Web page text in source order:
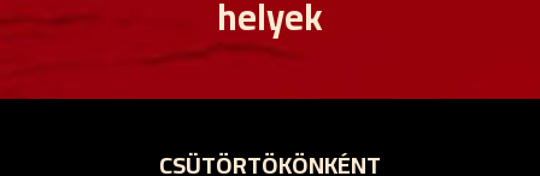
helyek
CSÜTÖRTÖKÖNKÉNT